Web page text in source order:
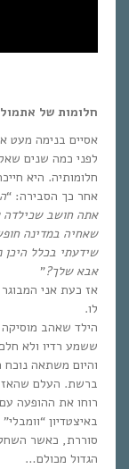
חלומות של אתמול
אסיים בנימה מעט
לפני כמה שנים
חלומותיה. היא
אחר כך הסבירה: “
אתה חושב שכילדה
שאחיה במדינה
שידעתי בכלל
אבא שלך?”
אז כעת אני
לו.
הילד שאהב
ששמע רדיו ולא
והיום משתאה נוכח
ברשת. העלם
רוחו את ההופעה
באיצטדיון
סוררת, כאשר
הגדול מכולם…